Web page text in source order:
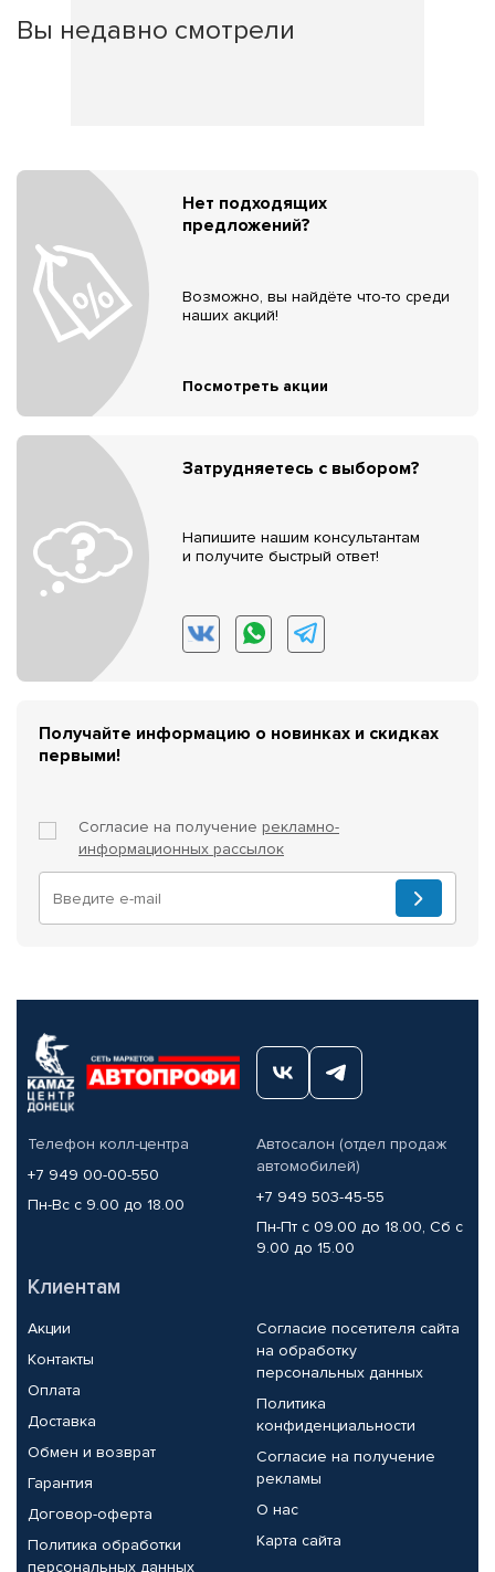
Вы недавно смотрели
Нет подходящих
предложений?
Возможно, вы найдёте что-то среди
наших акций!
Посмотреть акции
Затрудняетесь с выбором?
Напишите нашим консультантам
и получите быстрый ответ!
Получайте информацию о новинках и скидках
первыми!
Согласие на получение рекламно-
информационных рассылок
Телефон колл-центра
+7 949 00-00-550
Пн-Вс с 9.00 до 18.00
Автосалон (отдел продаж
автомобилей)
+7 949 503-45-55
Пн-Пт с 09.00 до 18.00, Сб с
9.00 до 15.00
Клиентам
Акции
Контакты
Оплата
Доставка
Обмен и возврат
Гарантия
Договор-оферта
Политика обработки
персональных данных
Согласие посетителя сайта
на обработку
персональных данных
Политика
конфиденциальности
Согласие на получение
рекламы
О нас
Карта сайта